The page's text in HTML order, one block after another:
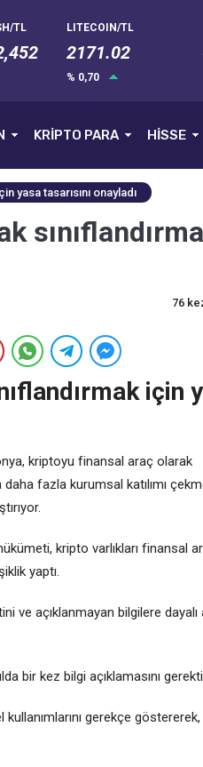
TL LITECOIN/TL
2171.02
% 0,70
KRİPTO PARA HİSSE
yasa tasarısını onayladı
76
için
kriptoyu finansal araç olarak
daha fazla kurumsal katılımı
kripto varlıkları finansal
yaptı.
ve açıklanmayan bilgilere dayalı
bir kez bilgi açıklamasını
gerekçe